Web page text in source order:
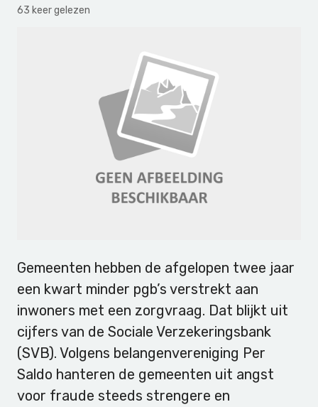
63 keer gelezen
Gemeenten hebben de afgelopen twee jaar
een kwart minder pgb’s verstrekt aan
inwoners met een zorgvraag. Dat blijkt uit
cijfers van de Sociale Verzekeringsbank
(SVB). Volgens belangenvereniging Per
Saldo hanteren de gemeenten uit angst
voor fraude steeds strengere en